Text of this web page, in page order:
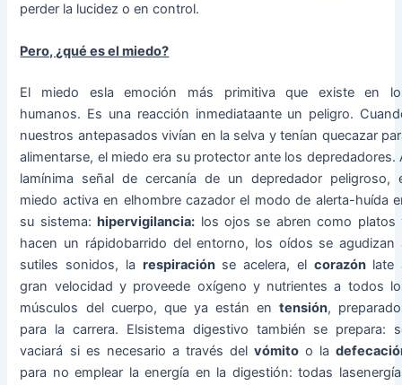
perder la lucidez o en control.
Pero, ¿qué es el miedo?
El miedo esla emoción más primitiva que existe en
humanos. Es una reacción inmediataante un peligro.
nuestros antepasados vivían en la selva y tenían quecazar
alimentarse, el miedo era su protector ante los depredadores.
lamínima señal de cercanía de un depredador peligroso,
miedo activa en elhombre cazador el modo de alerta-huída
su sistema: hipervigilancia: los ojos se abren como platos
hacen un rápidobarrido del entorno, los oídos se agudizan
sutiles sonidos, la respiraciónse acelera, el corazónlate
gran velocidad y proveede oxígeno y nutrientes a todos
músculos del cuerpo, que ya están en tensión,
para la carrera. Elsistema digestivo también se prepara:
vaciará si es necesario a través del vómitoo la
para no emplear la energía en la digestión: todas